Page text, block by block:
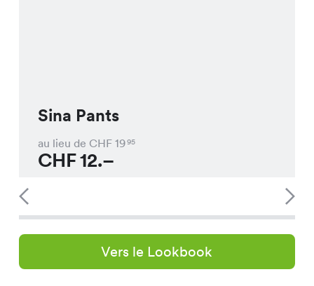
Sina Pants
au lieu de CHF 1995
CHF12.–
Vers le Lookbook